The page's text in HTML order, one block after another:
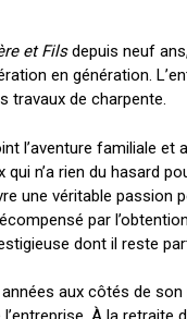
et Filsdepuis neuf
en génération.
travaux de charpente.
l’aventure familiale
n’a rien du hasard
une véritable passion
par
dont il reste
aux côtés de